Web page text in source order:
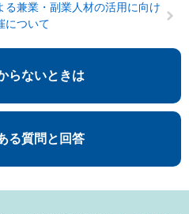
る兼業・副業人材の活用に向け
について
らないときは
る質問と回答